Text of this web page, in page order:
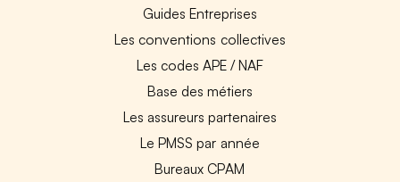
Guides Entreprises
Les conventions collectives
Les codes APE / NAF
Base des métiers
Les assureurs partenaires
Le PMSS par année
Bureaux CPAM